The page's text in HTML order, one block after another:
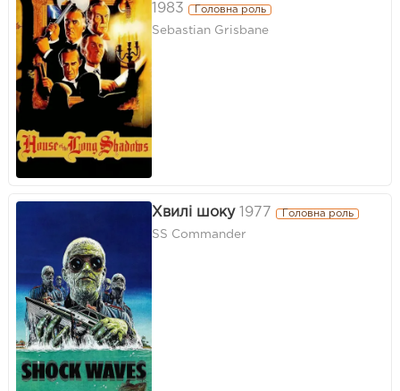
1983
Головна роль
Sebastian Grisbane
Хвилі шоку 1977 Головна роль
SS Commander